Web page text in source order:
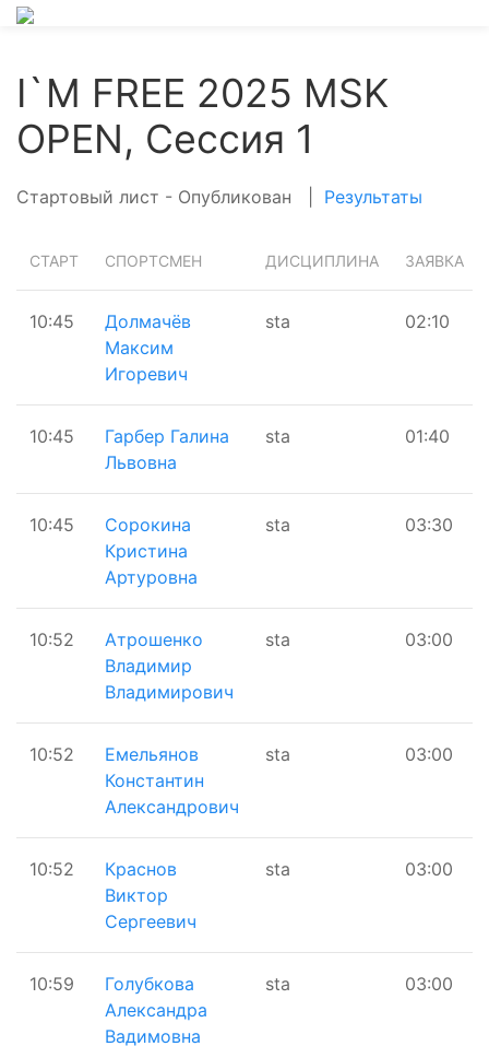
I`M FREE 2025 MSK
OPEN, Сессия 1
Стартовый лист - Опубликован Результаты
СТАРТ СПОРТСМЕН ДИСЦИПЛИНА ЗАЯВКА
10:45
Долмачёв
Максим
Игоревич
sta 02:10
10:45
Гарбер Галина
Львовна
sta 01:40
10:45
Сорокина
Кристина
Артуровна
sta 03:30
10:52
Атрошенко
Владимир
Владимирович
sta 03:00
10:52
Емельянов
Константин
Александрович
sta 03:00
10:52
Краснов
Виктор
Сергеевич
sta 03:00
10:59
Голубкова
Александра
Вадимовна
sta 03:00